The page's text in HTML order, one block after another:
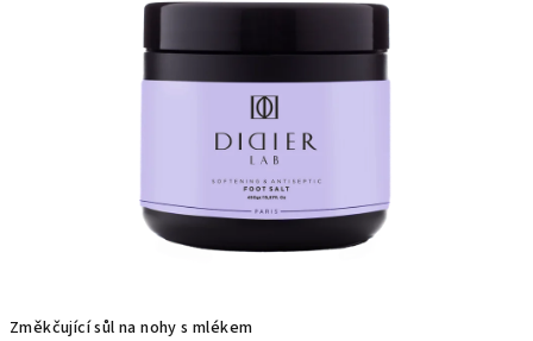
Změkčující sůl na nohy s mlékem